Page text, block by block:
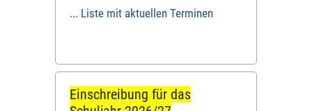
... Liste mit aktuellen Terminen
Einschreibung für das